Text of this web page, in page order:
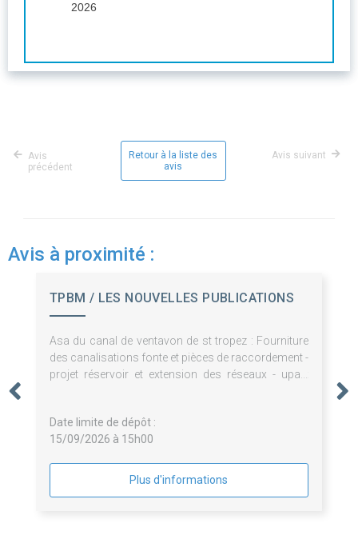
2026
Avis
précédent
Retour à la liste des
avis
Avis suivant
Avis à proximité :
TPBM / LES NOUVELLES PUBLICATIONS
Asa du canal de ventavon de st tropez : Fourniture
des canalisations fonte et pièces de raccordement -
projet réservoir et extension des réseaux - upaix
Date limite de dépôt :
15/09/2026 à 15h00
Plus d'informations